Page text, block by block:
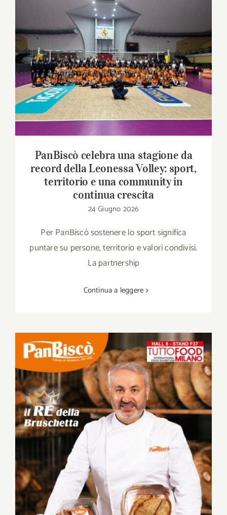
Download
Contatti
SHOP
Cerca
per:
PanBiscò celebra una stagione da record
della Leonessa Volley: sport, territorio e
una community in continua crescita
PanBiscò celebra una stagione da
record della Leonessa Volley: sport,
territorio e una community in
continua crescita
24 Giugno 2026
Per PanBiscò sostenere lo sport significa
puntare su persone, territorio e valori condivisi.
La partnership
Continua a leggere
PanBiscò approda a TUTTOFOOD Milano
2026: l’arte della panificazione altamurana
incontra l’innovazione